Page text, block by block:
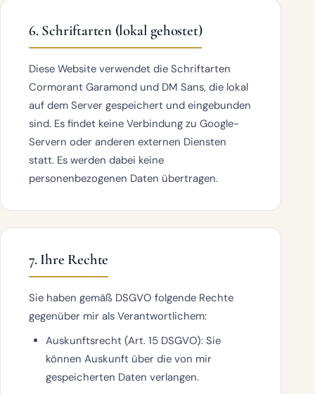
6. Schriftarten (lokal gehostet)
Diese Website verwendet die Schriftarten
Cormorant Garamond und DM Sans, die lokal
auf dem Server gespeichert und eingebunden
sind. Es findet keine Verbindung zu Google-
Servern oder anderen externen Diensten
statt. Es werden dabei keine
personenbezogenen Daten übertragen.
7. Ihre Rechte
Sie haben gemäß DSGVO folgende Rechte
gegenüber mir als Verantwortlichem:
Auskunftsrecht (Art. 15 DSGVO): Sie
können Auskunft über die von mir
gespeicherten Daten verlangen.